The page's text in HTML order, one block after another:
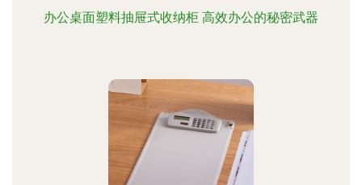
办公桌面塑料抽屉式收纳柜 高效办公的秘密武器